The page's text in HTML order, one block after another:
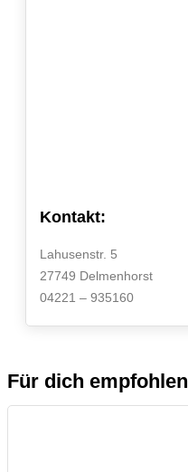
Kontakt:
Lahusenstr. 5
27749 Delmenhorst
04221 – 935160
Für dich empfohlen